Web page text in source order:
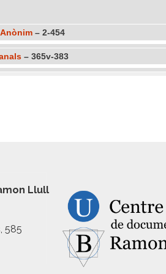
– 2-454
– 365v-383
Llull
585